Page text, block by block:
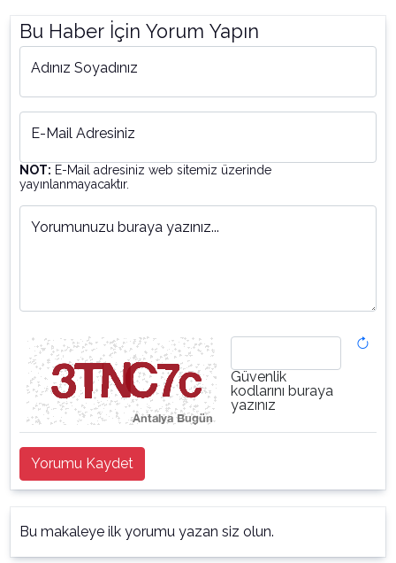
Bu Haber İçin Yorum Yapın
Adınız Soyadınız
E-Mail Adresiniz
NOT: E-Mail adresiniz web sitemiz üzerinde
yayınlanmayacaktır.
Yorumunuzu buraya yazınız...
Güvenlik
kodlarını buraya
yazınız
Yorumu Kaydet
Bu makaleye ilk yorumu yazan siz olun.